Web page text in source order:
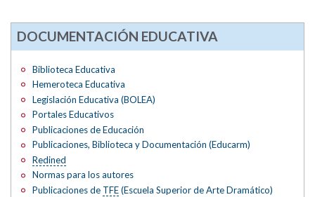
DOCUMENTACIÓN EDUCATIVA
Biblioteca Educativa
Hemeroteca Educativa
Legislación Educativa (BOLEA)
Portales Educativos
Publicaciones de Educación
Publicaciones, Biblioteca y Documentación (Educarm)
Redined
Normas para los autores
Publicaciones de TFE(Escuela Superior de Arte Dramático)